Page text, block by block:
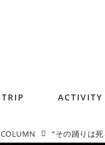
TRIP ACTIVITY
COLUMN